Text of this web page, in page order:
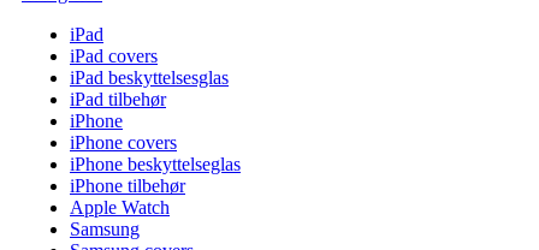
iPad
iPad covers
iPad beskyttelsesglas
iPad tilbehør
iPhone
iPhone covers
iPhone beskyttelseglas
iPhone tilbehør
Apple Watch
Samsung